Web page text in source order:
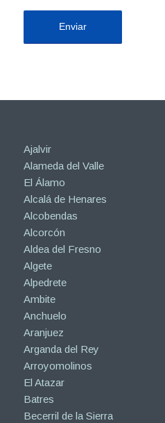
Ajalvir
Alameda del Valle
El Álamo
Alcalá de Henares
Alcobendas
Alcorcón
Aldea del Fresno
Algete
Alpedrete
Ambite
Anchuelo
Aranjuez
Arganda del Rey
Arroyomolinos
El Atazar
Batres
Becerril de la Sierra